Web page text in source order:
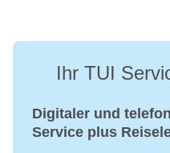
Ihr TUI
Digitaler und
Service plus